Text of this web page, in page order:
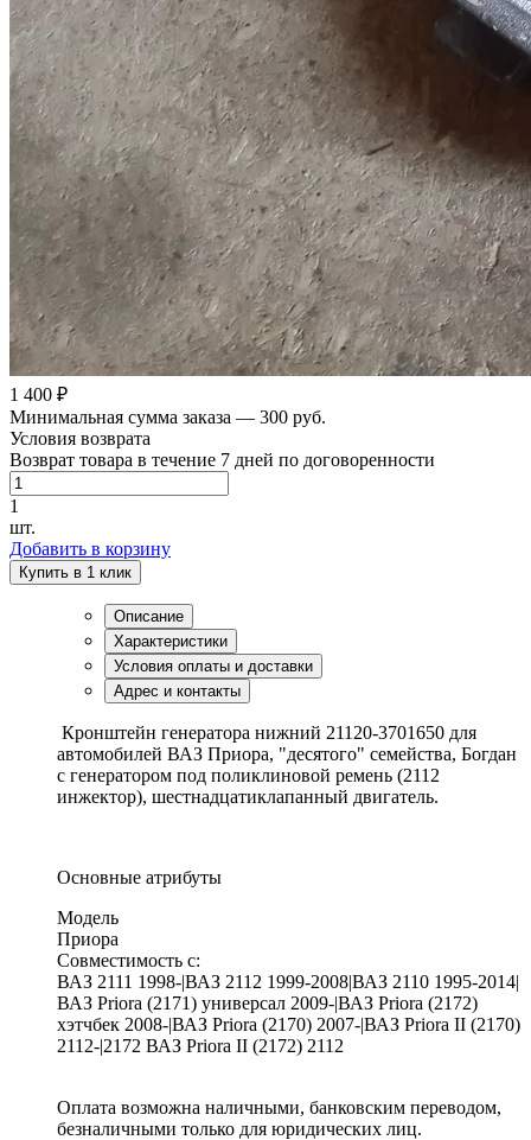
1 400 ₽
Минимальная сумма заказа — 300 руб.
Условия возврата
Возврат товара в течение 7 дней по договоренности
1
шт.
Добавить в корзину
Купить в 1 клик
Описание
Характеристики
Условия оплаты и доставки
Адрес и контакты
Кронштейн генератора нижний 21120-3701650 для
автомобилей ВАЗ Приора, "десятого" семейства, Богдан
с генератором под поликлиновой ремень (2112
инжектор), шестнадцатиклапанный двигатель.
Основные атрибуты
Модель
Приора
Совместимость с:
ВАЗ 2111 1998-|ВАЗ 2112 1999-2008|ВАЗ 2110 1995-2014|
ВАЗ Priora (2171) универсал 2009-|ВАЗ Priora (2172)
хэтчбек 2008-|ВАЗ Priora (2170) 2007-|ВАЗ Priora II (2170)
2112-|2172 ВАЗ Priora II (2172) 2112
Оплата возможна наличными, банковским переводом,
безналичными только для юридических лиц.